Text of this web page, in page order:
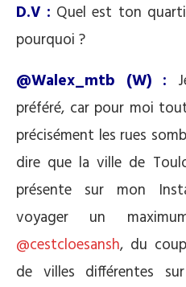
D.V : Quel est ton
pourquoi ?
@Walex_mtb (W) :
préféré, car pour moi
précisément les rues
dire que la ville de
présente sur mon
voyager un
@cestcloesansh, du
de villes différentes